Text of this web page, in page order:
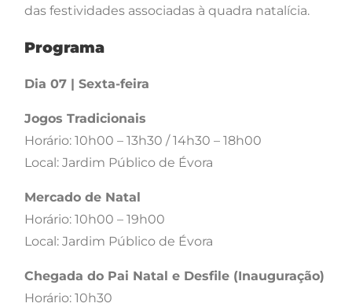
das festividades associadas à quadra natalícia.
Pro​grama
Dia 07 | Sexta-feira
Jogos Tradicionais
Horário: 10h00 – 13h30 / 14h30 – 18h00
Local: Jardim Público de Évora
Mercado de Natal
Horário: 10h00 – 19h00
Local: Jardim Público de Évora
Chegada do Pai Natal e Desfile (Inauguração)
Horário: 10h30